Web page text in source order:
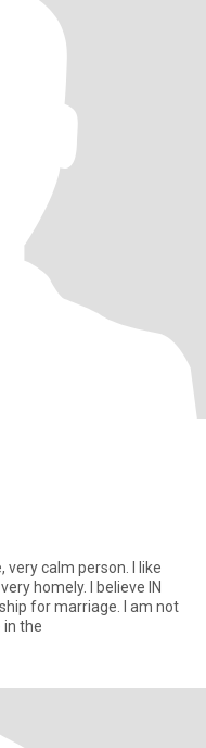
very calm person. I like
I believe IN
for marriage. I am not
in the